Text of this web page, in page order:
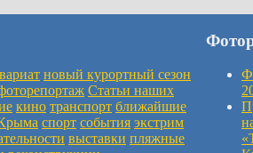
новый курортный сезон
Статьи наших
кино транспорт ближайшие
спорт события экстрим
выставки пляжные